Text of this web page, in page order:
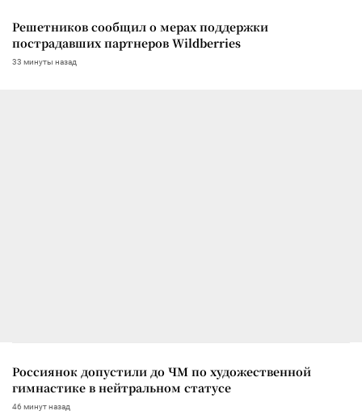
Решетников сообщил о мерах поддержки
пострадавших партнеров Wildberries
33 минуты назад
Россиянок допустили до ЧМ по художественной
гимнастике в нейтральном статусе
46 минут назад